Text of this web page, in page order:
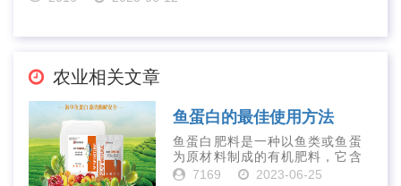
农业相关文章
鱼蛋白的最佳使用方法
鱼蛋白肥料是一种以鱼类或鱼蛋
为原材料制成的有机肥料，它含
有丰富的营养物质，如氮、磷、
7169
2023-06-25